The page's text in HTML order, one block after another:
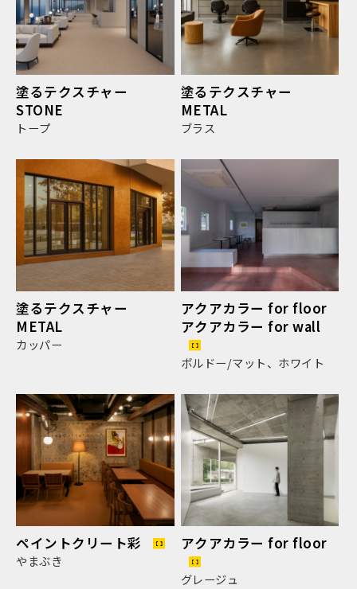
塗るテクスチャー
STONE
トープ
塗るテクスチャー
METAL
ブラス
塗るテクスチャー
METAL
カッパー
アクアカラー for floor
アクアカラー for wall
ボルドー/マット、ホワイト
ペイントクリート彩
やまぶき
アクアカラー for floor
グレージュ